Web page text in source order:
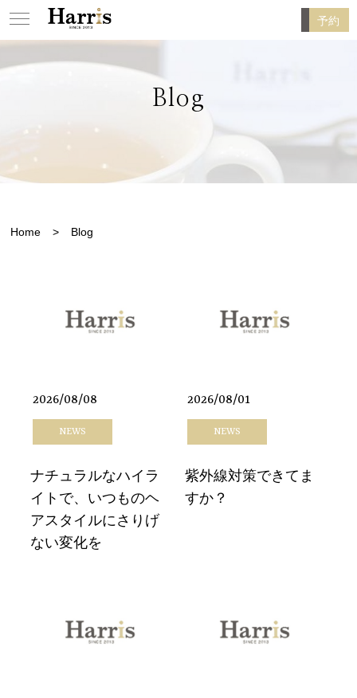
予約
Blog
Home Blog
2026/08/08
NEWS
ナチュラルなハイラ
イトで、いつものヘ
アスタイルにさりげ
ない変化を
2026/08/01
NEWS
紫外線対策できてま
すか？